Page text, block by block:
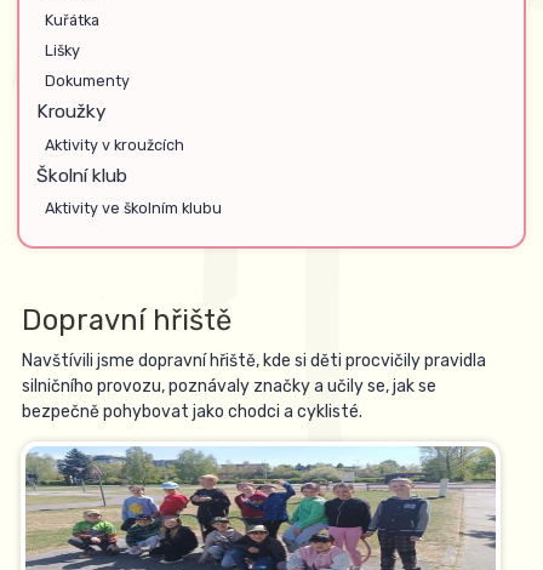
Kuřátka
Lišky
Dokumenty
Kroužky
Aktivity v kroužcích
Školní klub
Aktivity ve školním klubu
Dopravní hřiště
Navštívili jsme dopravní hřiště, kde si děti procvičily pravidla
silničního provozu, poznávaly značky a učily se, jak se
bezpečně pohybovat jako chodci a cyklisté.